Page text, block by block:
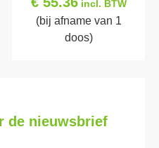
incl. BTW
(bij afname van 1
doos)
de nieuwsbrief